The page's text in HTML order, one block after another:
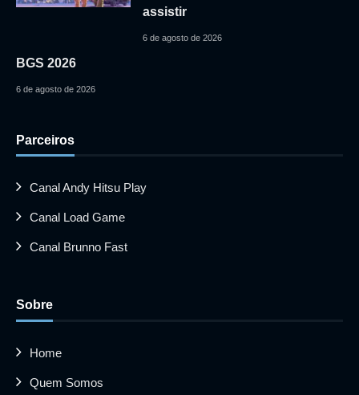
assistir
6 de agosto de 2026
BGS 2026
6 de agosto de 2026
Parceiros
Canal Andy Hitsu Play
Canal Load Game
Canal Brunno Fast
Sobre
Home
Quem Somos